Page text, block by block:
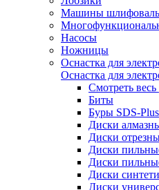
Машины
Насосы
Ножницы
Оснастка для
Оснастка для
Смотреть весь
Биты
Буры SDS-
Диски
Диски
Диски
Диски
Диски
Диски